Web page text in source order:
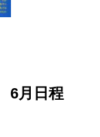
6月日程